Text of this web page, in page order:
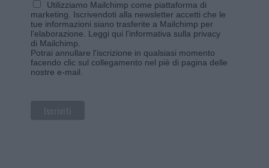
Utilizziamo Mailchimp come piattaforma di
marketing. Iscrivendoti alla newsletter accetti che le
tue informazioni siano trasferite a Mailchimp per
l'elaborazione. Leggi qui l'informativa sulla privacy
di Mailchimp
Potrai annullare l'iscrizione in qualsiasi momento
facendo clic sul collegamento nel piè di pagina delle
nostre e-mail.